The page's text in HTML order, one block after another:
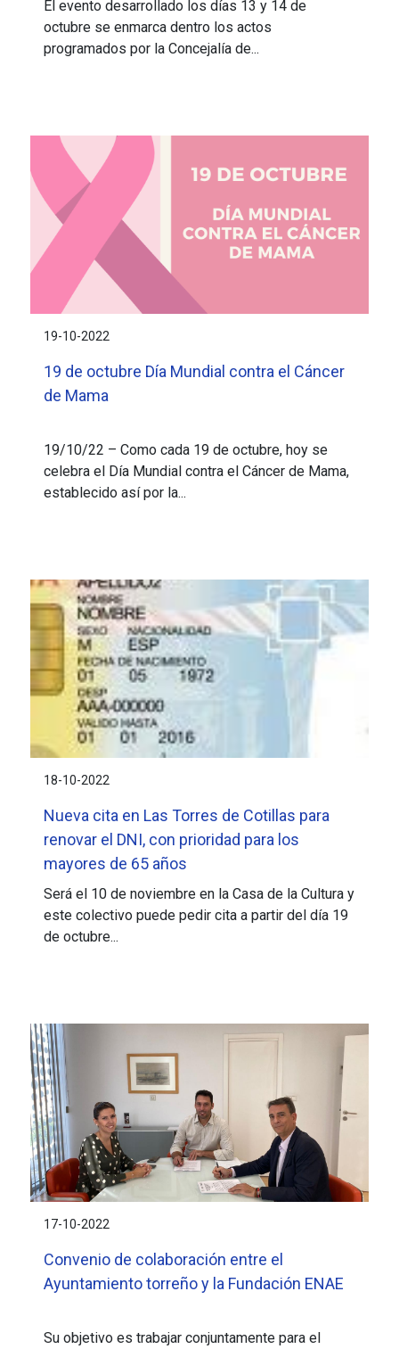
El evento desarrollado los días 13 y 14 de
octubre se enmarca dentro los actos
programados por la Concejalía de...
19-10-2022
19 de octubre Día Mundial contra el Cáncer
de Mama
19/10/22 – Como cada 19 de octubre, hoy se
celebra el Día Mundial contra el Cáncer de Mama,
establecido así por la...
18-10-2022
Nueva cita en Las Torres de Cotillas para
renovar el DNI, con prioridad para los
mayores de 65 años
Será el 10 de noviembre en la Casa de la Cultura y
este colectivo puede pedir cita a partir del día 19
de octubre...
17-10-2022
Convenio de colaboración entre el
Ayuntamiento torreño y la Fundación ENAE
Su objetivo es trabajar conjuntamente para el